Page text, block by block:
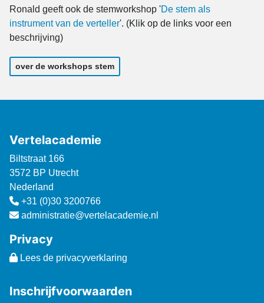
Ronald geeft ook de stemworkshop 'De stem als
instrument van de verteller'. (Klik op de links voor een
beschrijving)
over de workshops stem
Vertelacademie
Biltstraat 166
3572 BP Utrecht
Nederland
+31 (0)30 3200766
administratie@vertelacademie.nl
Privacy
Lees de privacyverklaring
Inschrijfvoorwaarden